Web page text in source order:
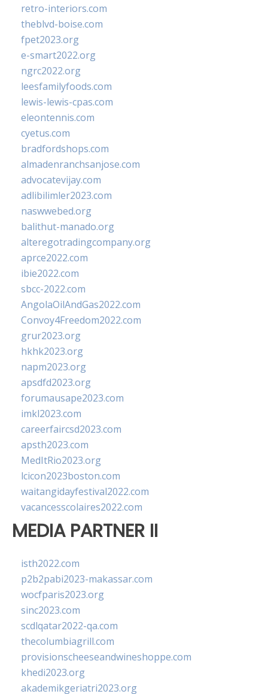
retro-interiors.com
theblvd-boise.com
fpet2023.org
e-smart2022.org
ngrc2022.org
leesfamilyfoods.com
lewis-lewis-cpas.com
eleontennis.com
cyetus.com
bradfordshops.com
almadenranchsanjose.com
advocatevijay.com
adlibilimler2023.com
naswwebed.org
balithut-manado.org
alteregotradingcompany.org
aprce2022.com
ibie2022.com
sbcc-2022.com
AngolaOilAndGas2022.com
Convoy4Freedom2022.com
grur2023.org
hkhk2023.org
napm2023.org
apsdfd2023.org
forumausape2023.com
imkl2023.com
careerfaircsd2023.com
apsth2023.com
MedItRio2023.org
lcicon2023boston.com
waitangidayfestival2022.com
vacancesscolaires2022.com
MEDIA PARTNER II
isth2022.com
p2b2pabi2023-makassar.com
wocfparis2023.org
sinc2023.com
scdlqatar2022-qa.com
thecolumbiagrill.com
provisionscheeseandwineshoppe.com
khedi2023.org
akademikgeriatri2023.org